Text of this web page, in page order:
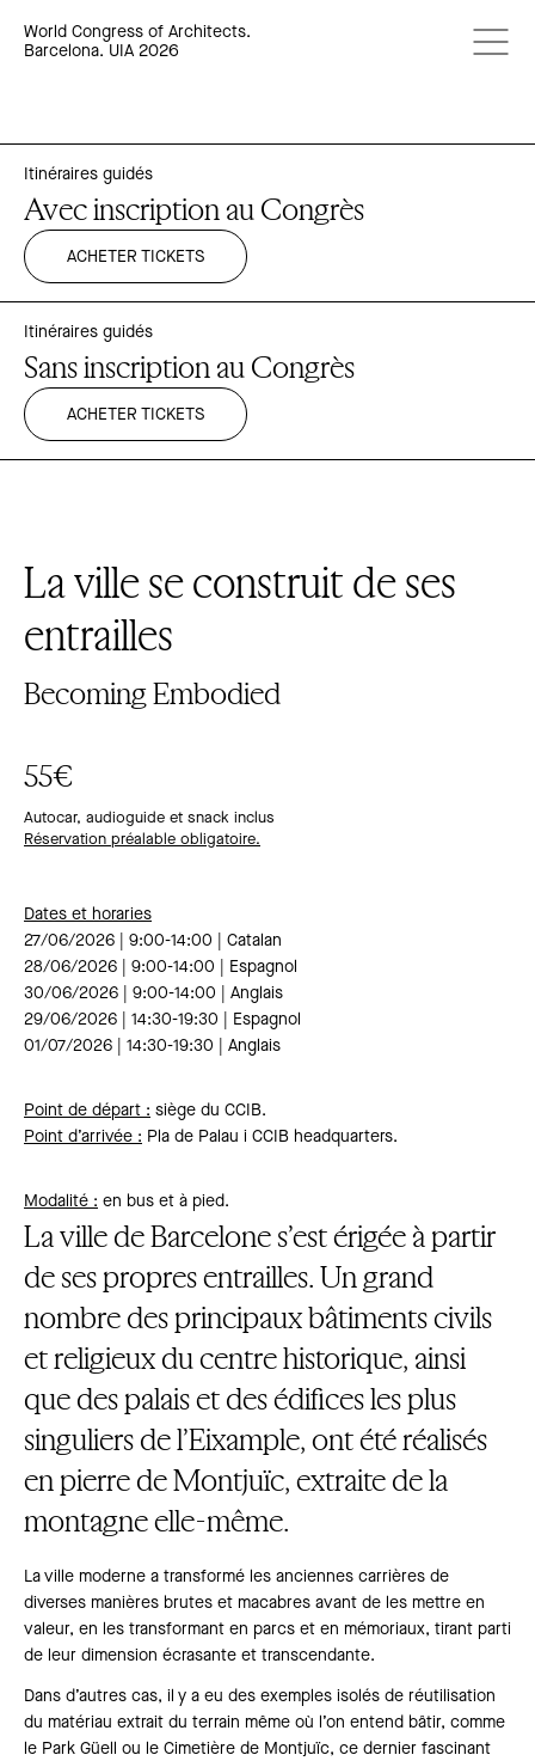
World Congress of Architects.
Barcelona. UIA 2026
Itinéraires guidés
Avec inscription au Congrès
ACHETER TICKETS
Itinéraires guidés
Sans inscription au Congrès
ACHETER TICKETS
La ville se construit de ses
entrailles
Becoming Embodied
55€
Autocar, audioguide et snack inclus
Réservation préalable obligatoire.
Dates et horaries
27/06/2026 | 9:00-14:00 | Catalan
28/06/2026 | 9:00-14:00 | Espagnol
30/06/2026 | 9:00-14:00 | Anglais
29/06/2026 | 14:30-19:30 | Espagnol
01/07/2026 | 14:30-19:30 | Anglais
Point de départ : siège du CCIB.
Point d’arrivée : Pla de Palau i CCIB headquarters.
Modalité : en bus et à pied.
La ville de Barcelone s’est érigée à partir
de ses propres entrailles. Un grand
nombre des principaux bâtiments civils
et religieux du centre historique, ainsi
que des palais et des édifices les plus
singuliers de l’Eixample, ont été réalisés
en pierre de Montjuïc, extraite de la
montagne elle-même.
La ville moderne a transformé les anciennes carrières de
diverses manières brutes et macabres avant de les mettre en
valeur, en les transformant en parcs et en mémoriaux, tirant parti
de leur dimension écrasante et transcendante.
Dans d’autres cas, il y a eu des exemples isolés de réutilisation
du matériau extrait du terrain même où l’on entend bâtir, comme
le Park Güell ou le Cimetière de Montjuïc, ce dernier fascinant